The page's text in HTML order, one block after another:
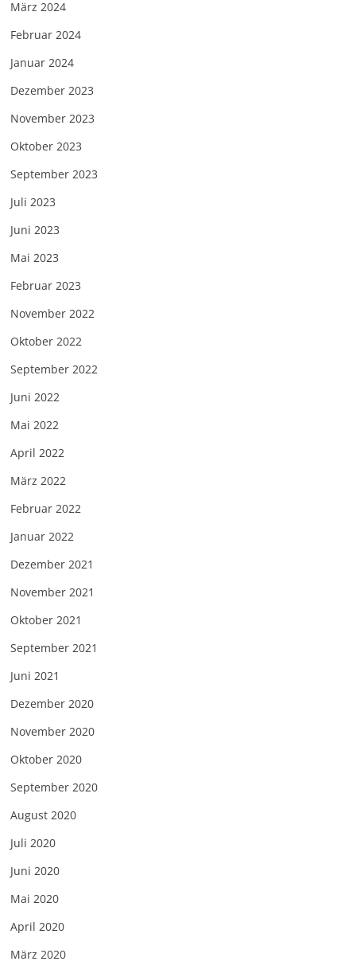
März 2024
Februar 2024
Januar 2024
Dezember 2023
November 2023
Oktober 2023
September 2023
Juli 2023
Juni 2023
Mai 2023
Februar 2023
November 2022
Oktober 2022
September 2022
Juni 2022
Mai 2022
April 2022
März 2022
Februar 2022
Januar 2022
Dezember 2021
November 2021
Oktober 2021
September 2021
Juni 2021
Dezember 2020
November 2020
Oktober 2020
September 2020
August 2020
Juli 2020
Juni 2020
Mai 2020
April 2020
März 2020